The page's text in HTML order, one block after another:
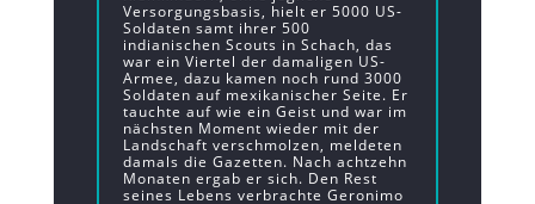
Versorgungsbasis, hielt er 5000 US-
Soldaten samt ihrer 500
indianischen Scouts in Schach, das
war ein Viertel der damaligen US-
Armee, dazu kamen noch rund 3000
Soldaten auf mexikanischer Seite. Er
tauchte auf wie ein Geist und war im
nächsten Moment wieder mit der
Landschaft verschmolzen, meldeten
damals die Gazetten. Nach achtzehn
Monaten ergab er sich. Den Rest
seines Lebens verbrachte Geronimo